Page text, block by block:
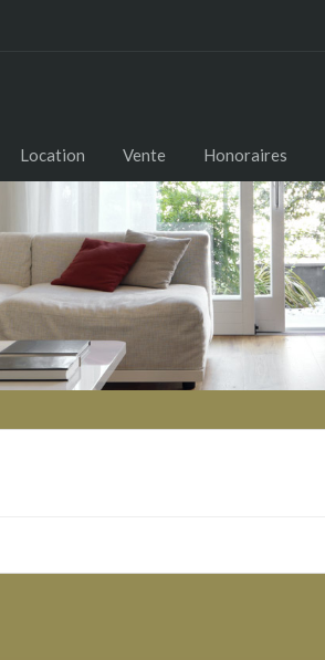
Location Vente Honoraires